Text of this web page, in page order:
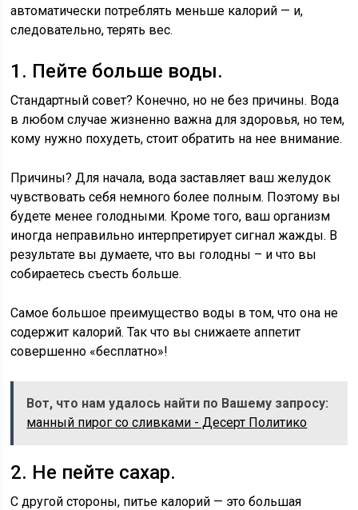
автоматически потреблять меньше калорий — и,
следовательно, терять вес.
1. Пейте больше воды.
Стандартный совет? Конечно, но не без причины. Вода
в любом случае жизненно важна для здоровья, но тем,
кому нужно похудеть, стоит обратить на нее внимание.
Причины? Для начала, вода заставляет ваш желудок
чувствовать себя немного более полным. Поэтому вы
будете менее голодными. Кроме того, ваш организм
иногда неправильно интерпретирует сигнал жажды. В
результате вы думаете, что вы голодны – и что вы
собираетесь съесть больше.
Самое большое преимущество воды в том, что она не
содержит калорий. Так что вы снижаете аппетит
совершенно «бесплатно»!
Вот, что нам удалось найти по Вашему запросу:
манный пирог со сливками - Десерт Политико
2. Не пейте сахар.
С другой стороны, питье калорий — это большая